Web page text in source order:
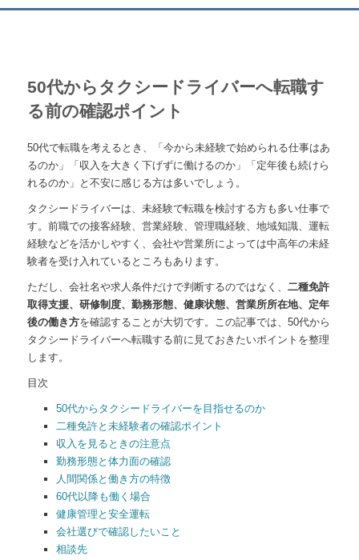
50代からタクシードライバーへ転職す
る前の確認ポイント
50代で転職を考えるとき、「今から未経験で始められる仕事はあ
るのか」「収入を大きく下げずに働けるのか」「定年後も続けら
れるのか」と不安に感じる方は多いでしょう。
タクシードライバーは、未経験で転職を検討する方も多い仕事で
す。前職での接客経験、営業経験、管理職経験、地域知識、運転
経験などを活かしやすく、会社や営業所によっては中高年の未経
験者を受け入れているところもあります。
ただし、会社名や求人条件だけで判断するのではなく、 二種免許
取得支援、研修制度、勤務形態、健康状態、営業所所在地、定年
後の働き方を確認することが大切です。この記事では、50代から
タクシードライバーへ転職する前に見ておきたいポイントを整理
します。
目次
50代からタクシードライバーを目指せるのか
二種免許と未経験者の確認ポイント
収入を見るときの注意点
勤務形態と体力面の確認
人間関係と働き方の特徴
60代以降も働く場合
健康管理と安全運転
会社選びで確認したいこと
相談先